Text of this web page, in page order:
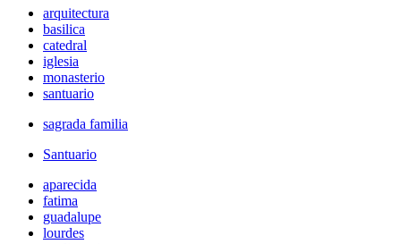
arquitectura
basilica
catedral
iglesia
monasterio
santuario
sagrada familia
Santuario
aparecida
fatima
guadalupe
lourdes